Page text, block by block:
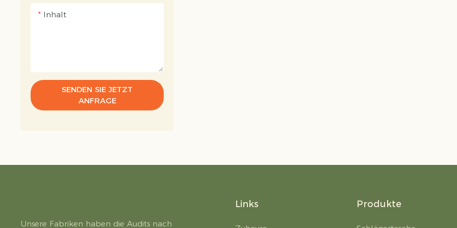
Inhalt
SENDEN SIE JETZT
ANFRAGE
Unsere Fabriken haben die Audits nach
Links Produkte